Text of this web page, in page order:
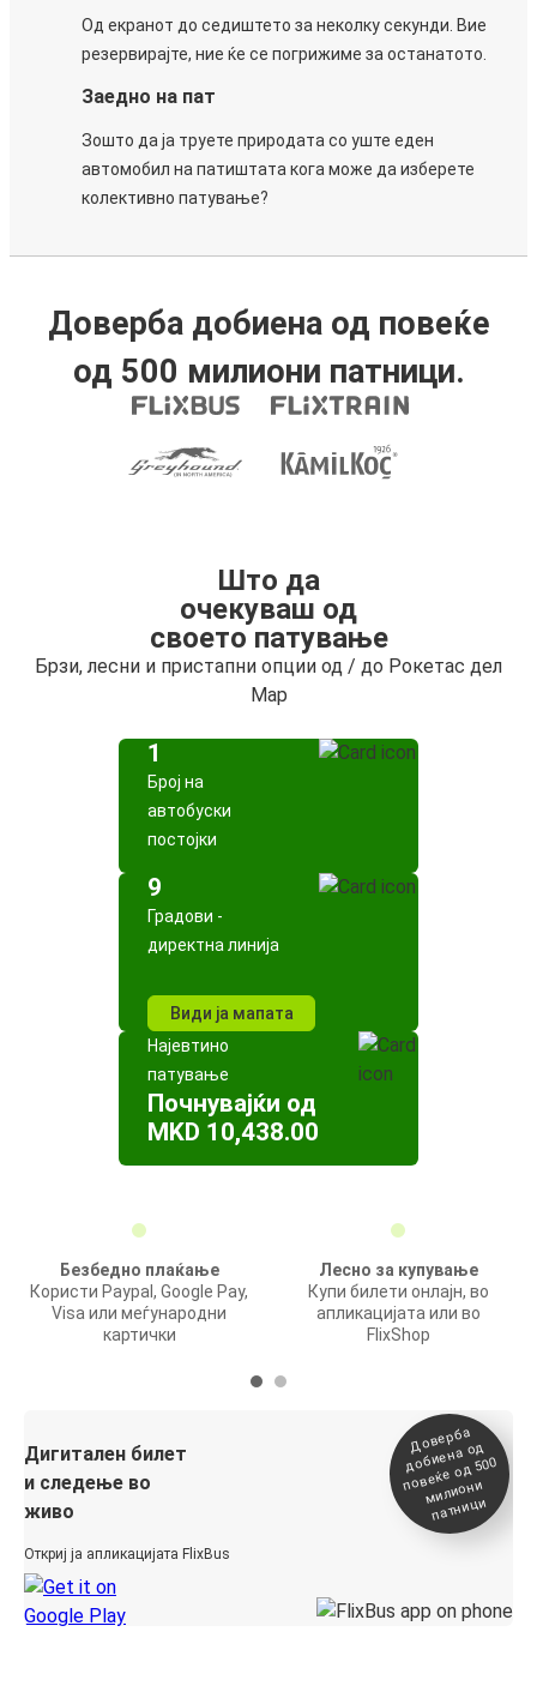
Од екранот до седиштето за неколку секунди. Вие
резервирајте, ние ќе се погрижиме за останатото.
Заедно на пат
Зошто да ја труете природата со уште еден
автомобил на патиштата кога може да изберете
колективно патување?
Доверба добиена од повеќе
од 500 милиони патници.
Што да
очекуваш од
своето патување
Брзи, лесни и пристапни опции од / до Рокетас дел
Мар
1
Број на
автобуски
постојки
9
Градови -
директна линија
Види ја мапата
Најевтино
патување
Почнувајќи од
MKD 10,438.00
Безбедно плаќање
Користи Paypal, Google Pay,
Visa или меѓународни
картички
Лесно за купување
Купи билети онлајн, во
апликацијата или во
FlixShop
Дигитален билет
и следење во
живо
Откриј ја апликацијата FlixBus
Доверба
добиена о
д
повеќе о
д 500
милиони
патници